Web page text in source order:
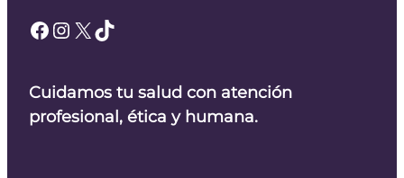
Facebook InstagramX TikTok
Cuidamos tu salud con atención
profesional, ética y humana.